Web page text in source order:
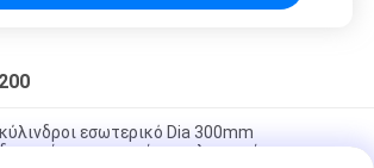
εσωτερικό Dia 300mm
κεντρικών υπολογιστών